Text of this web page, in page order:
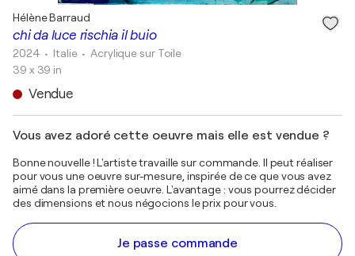
chi da luce rischia il buio
Hélène Barraud
2024 • Italie •Acrylique sur Toile
39 x 39 in
Vendue
Vous avez adoré cette oeuvre mais elle est vendue ?
Bonne nouvelle ! L'artiste travaille sur commande. Il peut réaliser
pour vous une oeuvre sur-mesure, inspirée de ce que vous avez
aimé dans la première oeuvre. L'avantage : vous pourrez décider
des dimensions et nous négocions le prix pour vous.
Je passe commande